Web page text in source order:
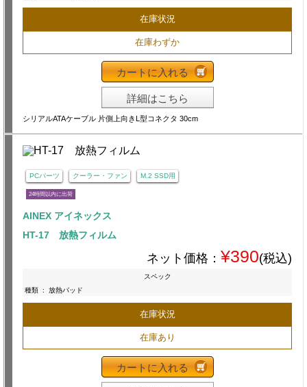
在庫状況
在庫わずか
カートに入れる
詳細はこちら
シリアルATAケーブル 片側上向きL型コネクタ 30cm
PCパーツ クーラー・ファン M.2 SSD用
24時間以内に出荷
AINEX アイネックス
HT-17 放熱フィルム
ネット価格： ¥390(税込)
スペック
種類 : 放熱パッド
在庫状況
在庫あり
カートに入れる